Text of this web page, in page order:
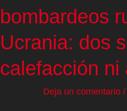
bombardeos
Ucrania: dos
calefacción ni
Deja un comentario /